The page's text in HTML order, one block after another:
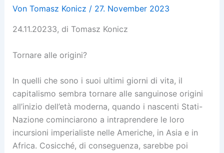
Von Tomasz Konicz / 27. November 2023
24.11.20233, di Tomasz Konicz
Tornare alle origini?
In quelli che sono i suoi ultimi giorni di vita, il
capitalismo sembra tornare alle sanguinose origini
all’inizio dell’età moderna, quando i nascenti Stati-
Nazione cominciarono a intraprendere le loro
incursioni imperialiste nelle Americhe, in Asia e in
Africa. Cosicché, di conseguenza, sarebbe poi